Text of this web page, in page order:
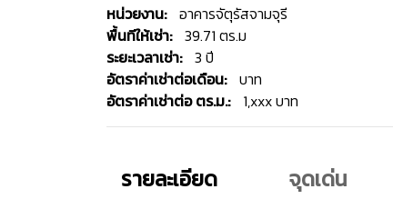
หน่วยงาน: อาคารจัตุรัสจามจุรี
พื้นทีให้เช่า: 39.71 ตร.ม
ระยะเวลาเช่า: 3 ปี
อัตราค่าเช่าต่อเดือน: บาท
อัตราค่าเช่าต่อ ตร.ม.:
1,xxx บาท
รายละเอียด จุดเด่น